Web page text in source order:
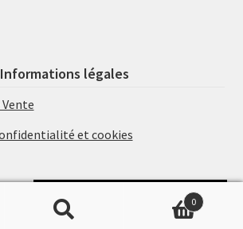
Informations légales
et cookies
0
Soutenir Philippe Randa